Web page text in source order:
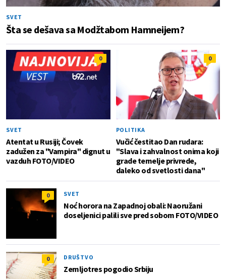
SVET
Šta se dešava sa Modžtabom Hamneijem?
0
SVET
Atentat u Rusiji; Čovek
zadužen za "Vampira" dignut u
vazduh FOTO/VIDEO
0
POLITIKA
Vučić čestitao Dan rudara:
"Slava i zahvalnost onima koji
grade temelje privrede,
daleko od svetlosti dana"
0 SVET
Noć horora na Zapadnoj obali: Naoružani
doseljenici palili sve pred sobom FOTO/VIDEO
0 DRUŠTVO
Zemljotres pogodio Srbiju